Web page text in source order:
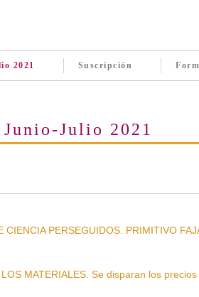
2021 Suscripción
Junio-Julio 2021
CIENCIA PERSEGUIDOS. PRIMITIVO
LOS MATERIALES. Se disparan los